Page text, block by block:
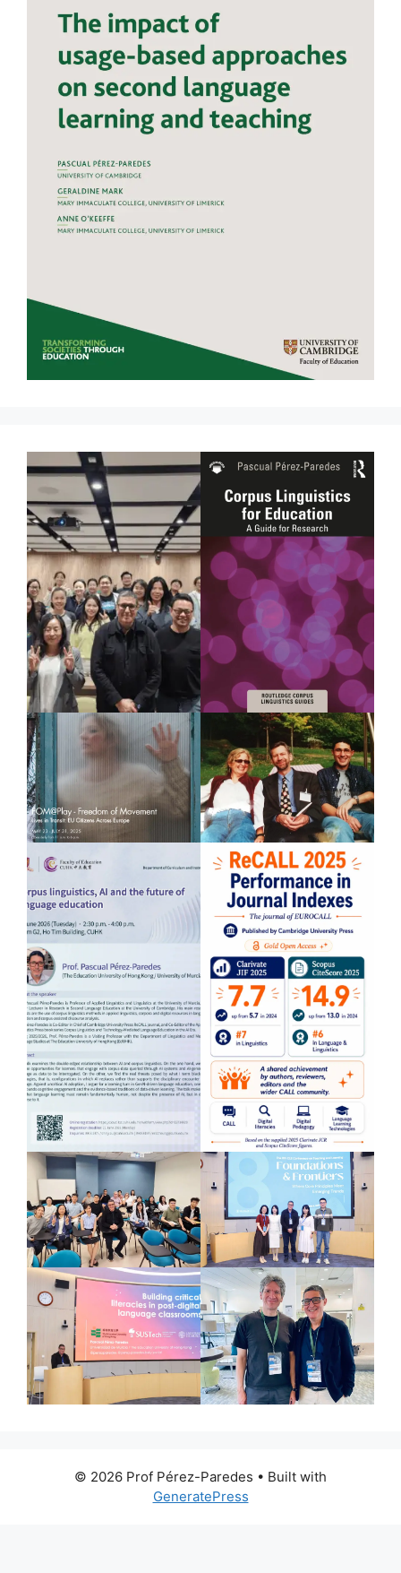
© 2026 Prof Pérez-Paredes • Built with
GeneratePress